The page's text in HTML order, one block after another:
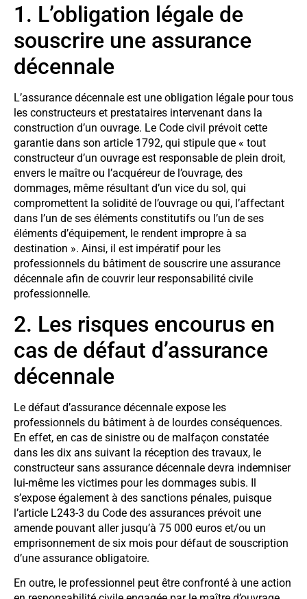
1. L’obligation légale de
souscrire une assurance
décennale
L’assurance décennale est une obligation légale pour tous
les constructeurs et prestataires intervenant dans la
construction d’un ouvrage. Le Code civil prévoit cette
garantie dans son article 1792, qui stipule que « tout
constructeur d’un ouvrage est responsable de plein droit,
envers le maître ou l’acquéreur de l’ouvrage, des
dommages, même résultant d’un vice du sol, qui
compromettent la solidité de l’ouvrage ou qui, l’affectant
dans l’un de ses éléments constitutifs ou l’un de ses
éléments d’équipement, le rendent impropre à sa
destination ». Ainsi, il est impératif pour les
professionnels du bâtiment de souscrire une assurance
décennale afin de couvrir leur responsabilité civile
professionnelle.
2. Les risques encourus en
cas de défaut d’assurance
décennale
Le défaut d’assurance décennale expose les
professionnels du bâtiment à de lourdes conséquences.
En effet, en cas de sinistre ou de malfaçon constatée
dans les dix ans suivant la réception des travaux, le
constructeur sans assurance décennale devra indemniser
lui-même les victimes pour les dommages subis. Il
s’expose également à des sanctions pénales, puisque
l’article L243-3 du Code des assurances prévoit une
amende pouvant aller jusqu’à 75 000 euros et/ou un
emprisonnement de six mois pour défaut de souscription
d’une assurance obligatoire.
En outre, le professionnel peut être confronté à une action